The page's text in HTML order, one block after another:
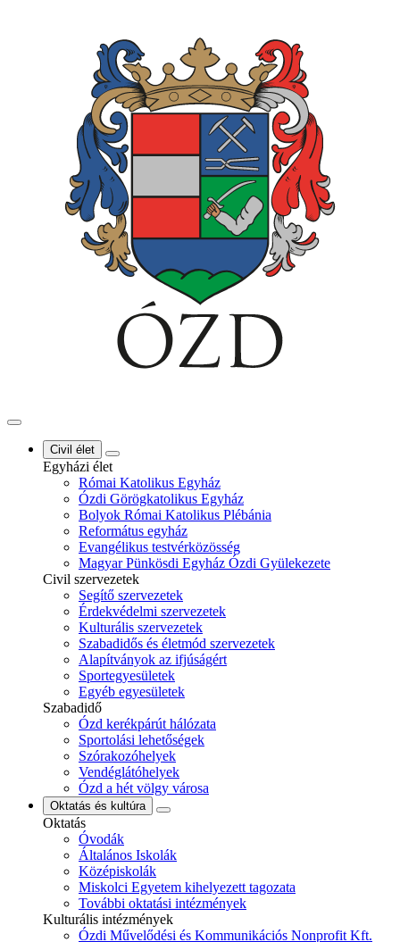
Civil élet
Egyházi élet
Római Katolikus Egyház
Ózdi Görögkatolikus Egyház
Bolyok Római Katolikus Plébánia
Református egyház
Evangélikus testvérközösség
Magyar Pünkösdi Egyház Ózdi Gyülekezete
Civil szervezetek
Segítő szervezetek
Érdekvédelmi szervezetek
Kulturális szervezetek
Szabadidős és életmód szervezetek
Alapítványok az ifjúságért
Sportegyesületek
Egyéb egyesületek
Szabadidő
Ózd kerékpárút hálózata
Sportolási lehetőségek
Szórakozóhelyek
Vendéglátóhelyek
Ózd a hét völgy városa
Oktatás és kultúra
Oktatás
Óvodák
Általános Iskolák
Középiskolák
Miskolci Egyetem kihelyezett tagozata
További oktatási intézmények
Kulturális intézmények
Ózdi Művelődési és Kommunikációs Nonprofit Kft.